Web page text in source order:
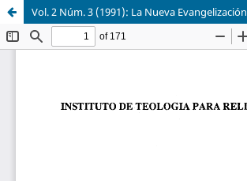
Vol. 2 Núm. 3 (1991): La Nueva Evangelización